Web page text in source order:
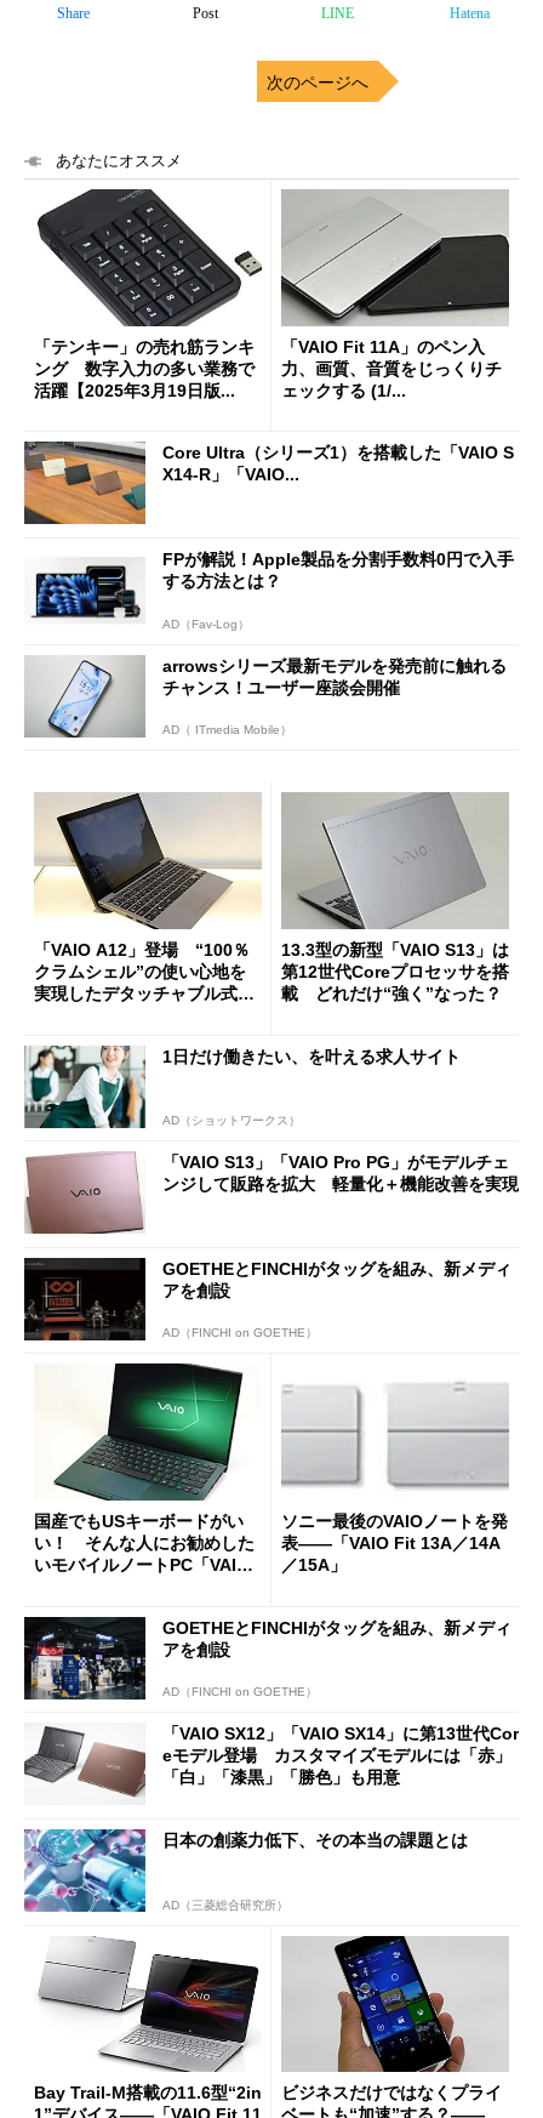
Share Post LINE Hatena
次のページへ
あなたにオススメ
「テンキー」の売れ筋ランキ
ング 数字入力の多い業務で
活躍【2025年3月19日版...
「VAIO Fit 11A」のペン入
力、画質、音質をじっくりチ
ェックする (1/...
Core Ultra（シリーズ1）を搭載した「VAIO S
X14-R」「VAIO...
FPが解説！Apple製品を分割手数料0円で入手
する方法とは？
AD（Fav-Log）
arrowsシリーズ最新モデルを発売前に触れる
チャンス！ユーザー座談会開催
AD（ ITmedia Mobile）
「VAIO A12」登場 “100％
クラムシェル”の使い心地を
実現したデタッチャブル式2i
13.3型の新型「VAIO S13」は
第12世代Coreプロセッサを搭
載 どれだけ“強く”なった？
1日だけ働きたい、を叶える求人サイト
AD（ショットワークス）
「VAIO S13」「VAIO Pro PG」がモデルチェ
ンジして販路を拡大 軽量化＋機能改善を実現
GOETHEとFINCHIがタッグを組み、新メディ
アを創設
AD（FINCHI on GOETHE）
国産でもUSキーボードがい
い！ そんな人にお勧めした
いモバイルノートPC「VAIO
ソニー最後のVAIOノートを発
表――「VAIO Fit 13A／14A
／15A」
GOETHEとFINCHIがタッグを組み、新メディ
アを創設
AD（FINCHI on GOETHE）
「VAIO SX12」「VAIO SX14」に第13世代Cor
eモデル登場 カスタマイズモデルには「赤」
「白」「漆黒」「勝色」も用意
日本の創薬力低下、その本当の課題とは
AD（三菱総合研究所）
Bay Trail-M搭載の11.6型“2in
ビジネスだけではなくプライ